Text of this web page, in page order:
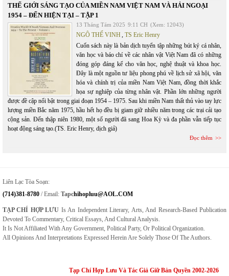
THẾ GIỚI SÁNG TẠO CỦA MIỀN NAM VIỆT NAM VÀ HẢI NGOẠI
1954 – ĐẾN HIỆN TẠI – TẬP 1
13 Tháng Tám 2025 9:11 CH (Xem: 12043)
NGÔ THẾ VINH, TS Eric Henry
Cuốn sách này là bản dịch tuyển tập những bút ký cá nhân,
văn học và báo chí về các nhân vật Việt Nam đã có những
đóng góp đáng kể cho văn học, nghệ thuật và khoa học.
Đây là một nguồn tư liệu phong phú về lịch sử xã hội, văn
hóa và chính trị của miền Nam Việt Nam, đồng thời khắc
họa sự nghiệp của từng nhân vật. Phần lớn những người
được đề cập nổi bật trong giai đoạn 1954 – 1975. Sau khi miền Nam thất thủ vào tay lực
lượng miền Bắc năm 1975, hầu hết họ đều bị giam giữ nhiều năm trong các trại cải tạo
cộng sản. Đến thập niên 1980, một số người đã sang Hoa Kỳ và đa phần vẫn tiếp tục
hoạt động sáng tạo.(TS. Eric Henry, dịch giả)
Đọc thêm
Liên Lạc Tòa Soạn:
(714)381-8780 / Email: TapcHihopluu@AOL.COM
TẠP CHÍ HỢP LƯU Is An Independent Literary, Arts, And Research-Based Publication
Devoted To Commentary, Critical Essays, And Cultural Analysis.
It Is Not Affiliated With Any Government, Political Party, Or Political Organization.
All Opinions And Interpretations Expressed Herein Are Solely Those Of The Authors.
Tạp Chí Hợp Lưu Và Tác Giả Giữ Bản Quyền 2002-2026